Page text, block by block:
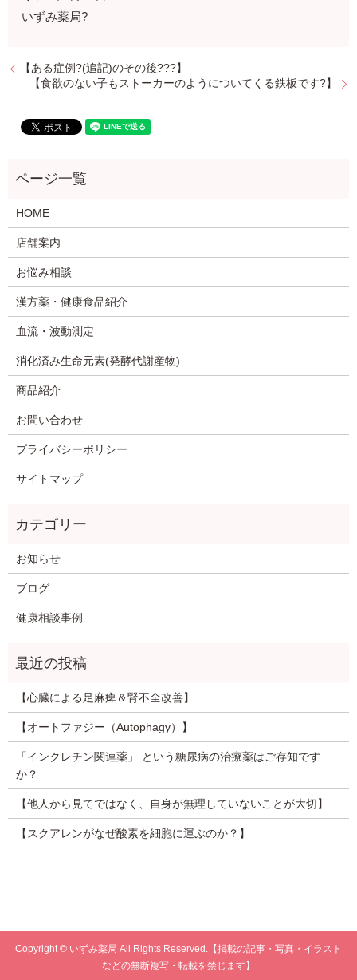
いずみ薬局?
【ある症例?(追記)のその後???】
【食欲のない子もストーカーのようについてくる鉄板です?】
HOME
店舗案内
お悩み相談
漢方薬・健康食品紹介
血流・波動測定
消化済み生命元素(発酵代謝産物)
商品紹介
お問い合わせ
プライバシーポリシー
サイトマップ
お知らせ
ブログ
健康相談事例
【心臓による足麻痺＆腎不全改善】
【オートファジー（Autophagy）】
「インクレチン関連薬」 という糖尿病の治療薬はご存知です
か？
【他人から見てではなく、自身が無理していないことが大切】
【スクアレンがなぜ酸素を細胞に運ぶのか？】
Copyright © いずみ薬局 All Rights Reserved.【掲載の記事・写真・イラスト
などの無断複写・転載を禁じます】